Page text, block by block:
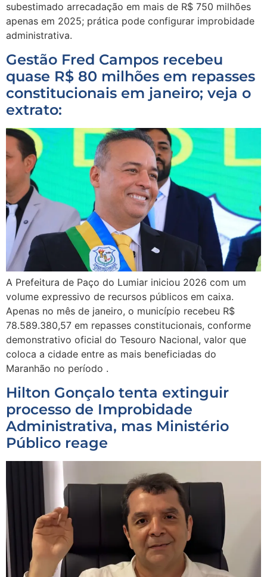
subestimado arrecadação em mais de R$ 750 milhões
apenas em 2025; prática pode configurar improbidade
administrativa.
Gestão Fred Campos recebeu
quase R$ 80 milhões em repasses
constitucionais em janeiro; veja o
extrato:
A Prefeitura de Paço do Lumiar iniciou 2026 com um
volume expressivo de recursos públicos em caixa.
Apenas no mês de janeiro, o município recebeu R$
78.589.380,57 em repasses constitucionais, conforme
demonstrativo oficial do Tesouro Nacional, valor que
coloca a cidade entre as mais beneficiadas do
Maranhão no período .
Hilton Gonçalo tenta extinguir
processo de Improbidade
Administrativa, mas Ministério
Público reage